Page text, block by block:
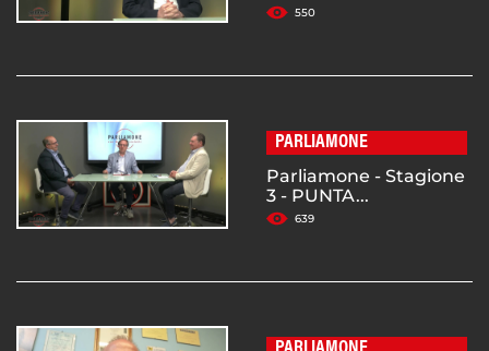
550
PARLIAMONE
Parliamone - Stagione
3 - PUNTA...
639